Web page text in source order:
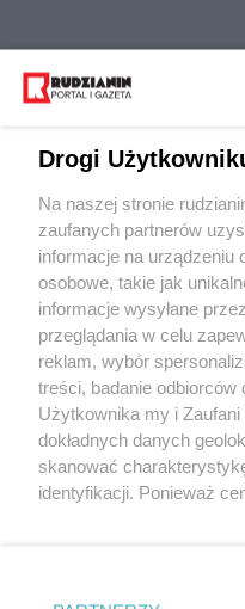
Wydawca mediów
Nie zapomnij
zapoznać się z:
polityką prywatności
Twojemiasto
Piekary Śląskie
Chorzów
Tarnowskie Góry
Drogi
Na naszej stronie
zaufanych partnerów
informacje na urządzeniu
osobowe, takie jak
informacje wysyłane
przeglądania w celu
reklam, wybór
treści, badanie odbiorców
Użytkownika my i
dokładnych danych
skanować
identyfikacji. Ponieważ
prywatności znajdujący